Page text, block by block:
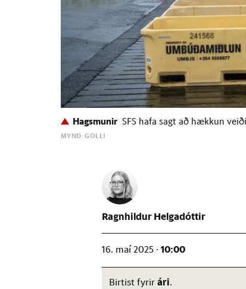
Hagsmunir SFS hafa sagt að hækkun
MYND: GOLLI
Ragnhildur Helgadóttir
16. maí 2025 ·10:00
Birtist fyrirári.